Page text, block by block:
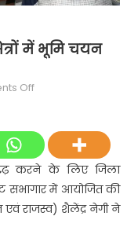
में भूमि चयन
Offon
विस्तार
की
तैयारी,
कई
क्षेत्रों
करने के लिए जिला
सभागार में आयोजित की
एवं राजस्व) शैलेंद्र नेगी ने